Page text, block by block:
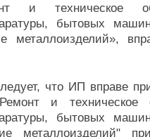
и техническое
бытовых
металлоизделий»,
что ИП вправе
и техническое
бытовых
металлоизделий"